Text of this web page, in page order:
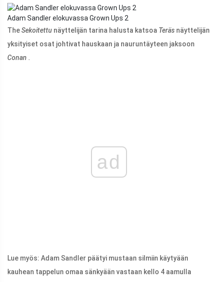
Adam Sandler elokuvassa Grown Ups 2
TheSekoitettu näyttelijän tarina halusta katsoa Teräs näyttelijän
yksityiset osat johtivat hauskaan ja nauruntäyteen jaksoon
Conan .
ad
Lue myös: Adam Sandler päätyi mustaan ​​silmiin käytyään
kauhean tappelun omaa sänkyään vastaan ​​kello 4 aamulla